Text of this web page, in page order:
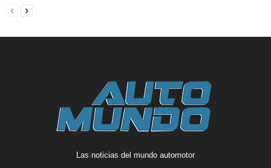
Las noticias del mundo automotor